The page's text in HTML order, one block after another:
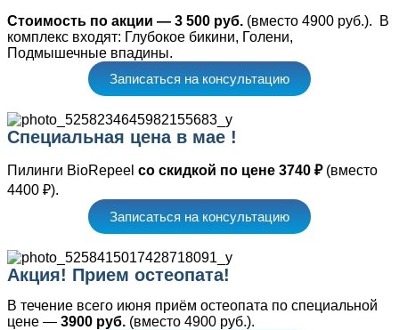
Стоимость по акции — 3 500 руб. (вместо 4900 руб.). В
комплекс входят: Глубокое бикини, Голени,
Подмышечные впадины.
Записаться на консультацию
Специальная цена в мае !
Пилинги BioRepeel со скидкой по цене 3740 ₽(вместо
4400 ₽).
Записаться на консультацию
Акция! Прием остеопата!
В течение всего июня приём остеопата по специальной
цене — 3900 руб. (вместо 4900 руб.).